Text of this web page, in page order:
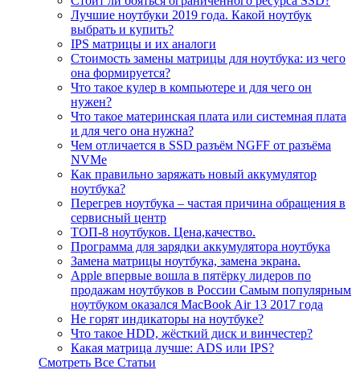
Лучшие ноутбуки 2019 года. Какой ноутбук
выбрать и купить?
IPS матрицы и их аналоги
Стоимость замены матрицы для ноутбука: из чего
она формируется?
Что такое кулер в компьютере и для чего он
нужен?
Что такое материнская плата или системная плата
и для чего она нужна?
Чем отличается в SSD разъём NGFF от разъёма
NVMe
Как правильно заряжать новый аккумулятор
ноутбука?
Перегрев ноутбука – частая причина обращения в
сервисный центр
ТОП-8 ноутбуков. Цена,качество.
Программа для зарядки аккумулятора ноутбука
Замена матрицы ноутбука, замена экрана.
Apple впервые вошла в пятёрку лидеров по
продажам ноутбуков в России Самым популярным
ноутбуком оказался MacBook Air 13 2017 года
Не горят индикаторы на ноутбуке?
Что такое HDD, жёсткий диск и винчестер?
Какая матрица лучше: ADS или IPS?
Смотреть Все Статьи